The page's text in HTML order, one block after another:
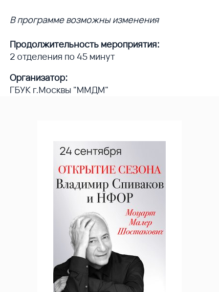
В программе возможны изменения
Продолжительность мероприятия:
2 отделения по 45 минут
Организатор:
ГБУК г.Москвы "ММДМ"